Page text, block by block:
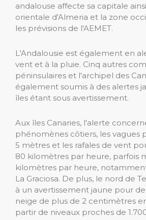
andalouse affecte sa capitale
orientale d'Almeria et la zone
les prévisions de l'AEMET.
L'Andalousie est également en
vent et à la pluie. Cinq autres
péninsulaires et l'archipel des
également soumis à des alertes
îles étant sous avertissement.
Aux îles Canaries, l'alerte
phénomènes côtiers, les vagues
5 mètres et les rafales de vent
80 kilomètres par heure, parfois
kilomètres par heure,
La Graciosa. De plus, le nord de
à un avertissement jaune pour
neige de plus de 2 centimètres
partir de niveaux proches de